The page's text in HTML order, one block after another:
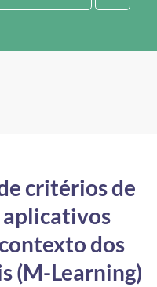
critérios de
dos
(M-Learning)